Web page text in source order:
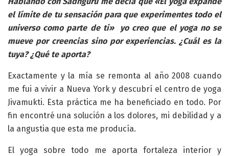
el límite de tu sensación para que experimentes todo el
universo como parte de ti» yo creo que el yoga no se
mueve por creencias sino por experiencias. ¿Cuál es la
tuya? ¿Qué te aporta?
Exactamente y la mía se remonta al año 2008 cuando
me fui a vivir a Nueva York y descubrí el centro de yoga
Jivamukti. Esta práctica me ha beneficiado en todo. Por
fin encontré una solución a los dolores, mi debilidad y a
la angustia que esta me producía.
El yoga sobre todo me aporta fortaleza interior y